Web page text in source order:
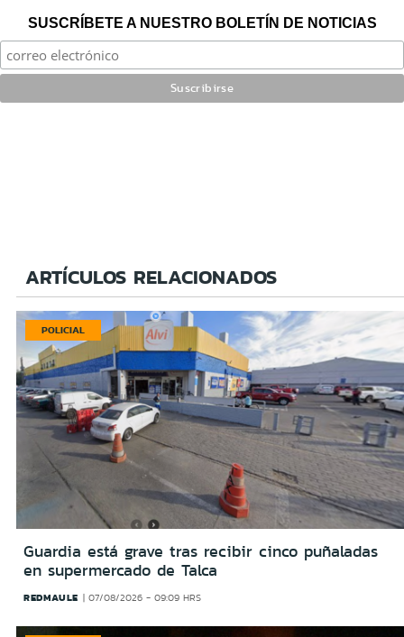
SUSCRÍBETE A NUESTRO BOLETÍN DE NOTICIAS
ARTÍCULOS RELACIONADOS
POLICIAL
Guardia está grave tras recibir cinco puñaladas
en supermercado de Talca
REDMAULE 07/08/2026 - 09:09 HRS